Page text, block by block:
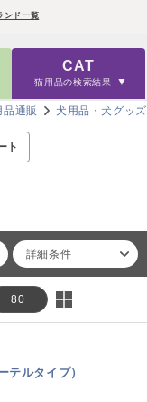
ンド一覧
CAT
猫用品の検索結果
通販 犬用品・犬グッズ
ト
詳細条件
80
テルタイプ）